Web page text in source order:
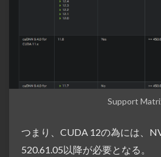
Support
つまり、CUDA 12の為には、
520.61.05以降が必要となる。